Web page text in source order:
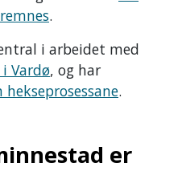
.
i arbeidet med
Vardø, og har
hekseprosessane.
er